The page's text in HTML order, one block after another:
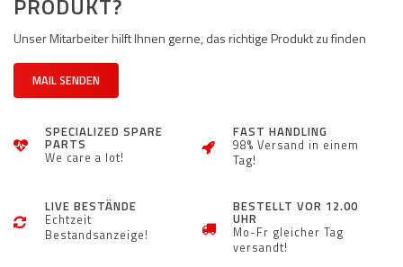
Unser Mitarbeiter hilft Ihnen gerne, das richtige Produkt zu finden
MAIL SENDEN
SPECIALIZED SPARE
PARTS
We care a lot!
FAST HANDLING
98% Versand in einem
Tag!
LIVE BESTÄNDE
Echtzeit
Bestandsanzeige!
BESTELLT VOR 12.00
UHR
Mo-Fr gleicher Tag
versandt!